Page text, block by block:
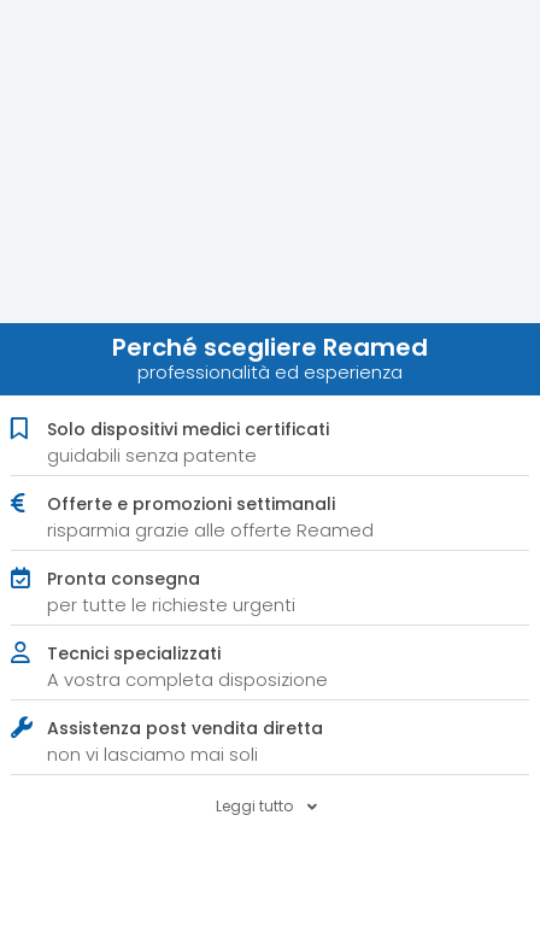
Perché scegliere Reamed
professionalità ed esperienza
Solo dispositivi medici certificati
guidabili senza patente
Offerte e promozioni settimanali
risparmia grazie alle offerte Reamed
Pronta consegna
per tutte le richieste urgenti
Tecnici specializzati
A vostra completa disposizione
Assistenza post vendita diretta
non vi lasciamo mai soli
Leggi tutto